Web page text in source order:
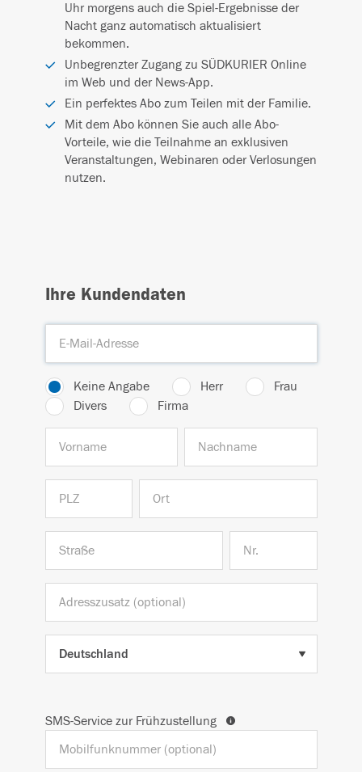
Uhr morgens auch die Spiel-Ergebnisse der
Nacht ganz automatisch aktualisiert
bekommen.
Unbegrenzter Zugang zu SÜDKURIER Online
im Web und der News-App.
Ein perfektes Abo zum Teilen mit der Familie.
Mit dem Abo können Sie auch alle Abo-
Vorteile, wie die Teilnahme an exklusiven
Veranstaltungen, Webinaren oder Verlosungen
nutzen.
Ihre Kundendaten
Keine Angabe Herr
Frau
Divers
Firma
SMS-Service zur Frühzustellung